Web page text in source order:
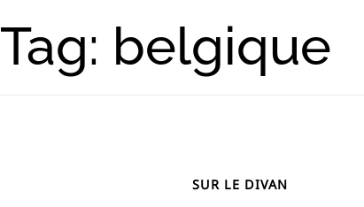
Tag: belgique
SUR LE DIVAN